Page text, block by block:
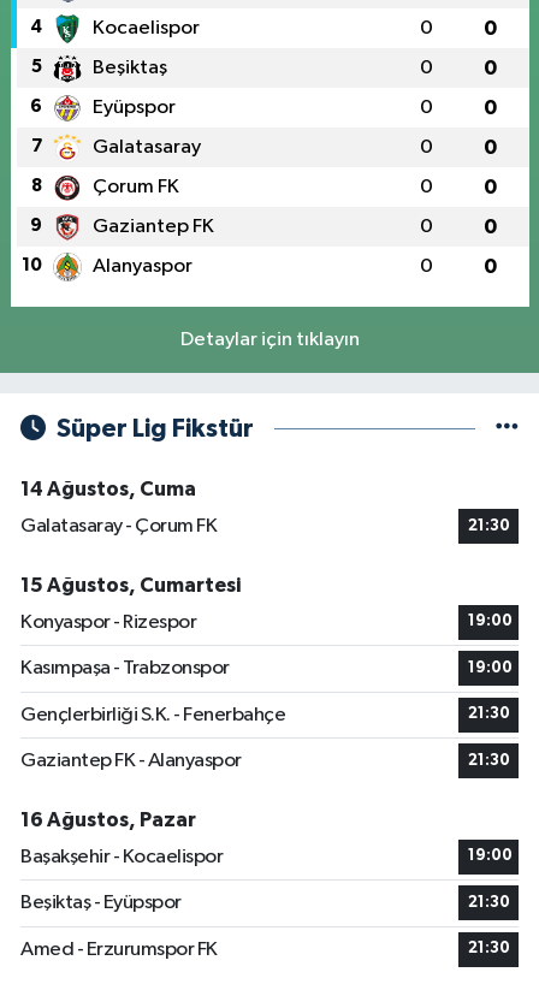
4 Kocaelispor 0 0
5 Beşiktaş 0 0
6 Eyüpspor 0 0
7 Galatasaray 0 0
8 Çorum FK 0 0
9 Gaziantep FK 0 0
10 Alanyaspor 0 0
Detaylar için tıklayın
Süper Lig Fikstür
14 Ağustos, Cuma
Galatasaray - Çorum FK
21:30
15 Ağustos, Cumartesi
Konyaspor - Rizespor
19:00
Kasımpaşa - Trabzonspor 19:00
Gençlerbirliği S.K. - Fenerbahçe 21:30
Gaziantep FK - Alanyaspor 21:30
16 Ağustos, Pazar
Başakşehir - Kocaelispor
19:00
Beşiktaş - Eyüpspor 21:30
Amed - Erzurumspor FK 21:30